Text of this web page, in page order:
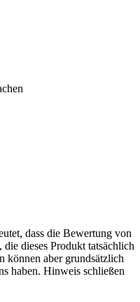
dass die Bewertung von
dieses Produkt tatsächlich
können aber grundsätzlich
haben. Hinweis schließen